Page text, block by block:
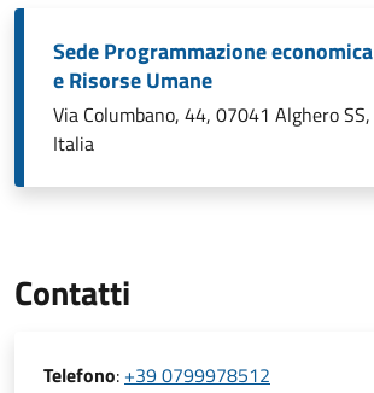
Sede Programmazione economica
e Risorse Umane
Via Columbano, 44, 07041 Alghero SS,
Italia
Contatti
Telefono: +39 0799978512